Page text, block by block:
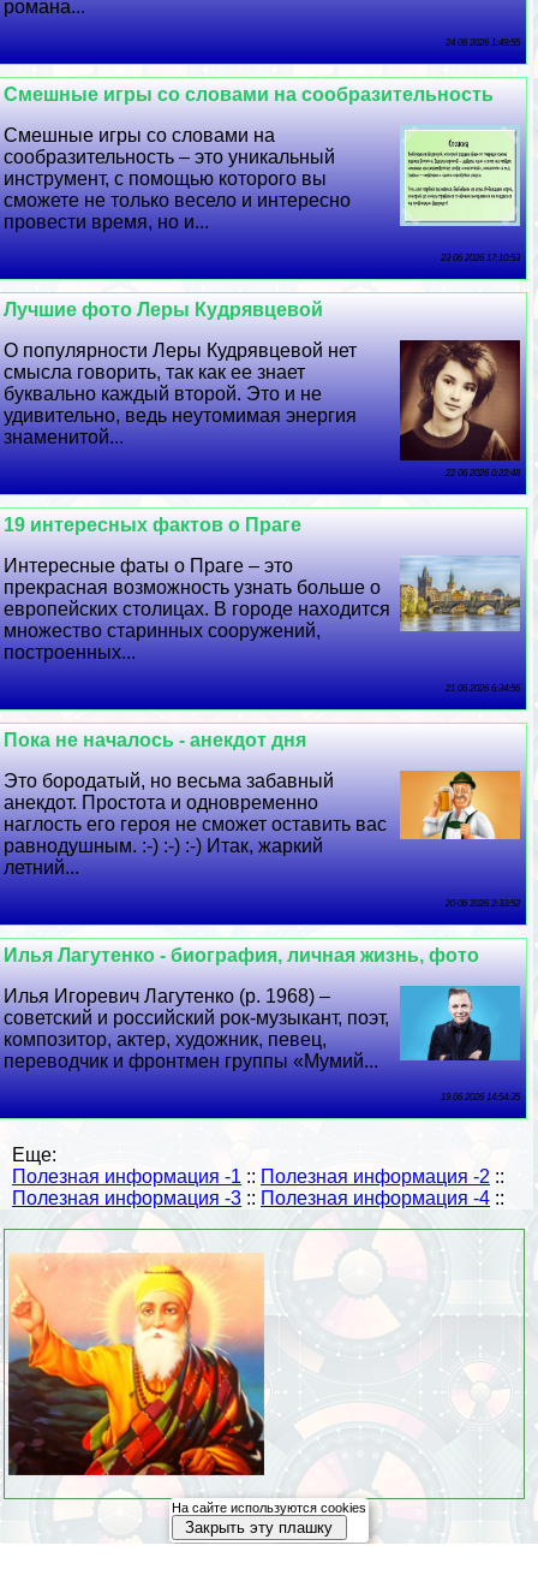
романа...
24 06 2026 1:49:55
Смешные игры со словами на сообразительность
Смешные игры со словами на
сообразительность – это уникальный
инструмент, с помощью которого вы
сможете не только весело и интересно
провести время, но и...
23 06 2026 17:10:53
Лучшие фото Леры Кудрявцевой
О популярности Леры Кудрявцевой нет
смысла говорить, так как ее знает
буквально каждый второй. Это и не
удивительно, ведь неутомимая энергия
знаменитой...
22 06 2026 0:22:48
19 интересных фактов о Праге
Интересные фаты о Праге – это
прекрасная возможность узнать больше о
европейских столицах. В городе находится
множество старинных сооружений,
построенных...
21 06 2026 6:34:56
Пока не началось - анекдот дня
Это бородатый, но весьма забавный
анекдот. Простота и одновременно
наглость его героя не сможет оставить вас
равнодушным. :-) :-) :-) Итак, жаркий
летний...
20 06 2026 2:33:52
Илья Лагутенко - биография, личная жизнь, фото
Илья Игоревич Лагутенко (р. 1968) –
советский и российский рок-музыкант, поэт,
композитор, актер, художник, певец,
переводчик и фронтмен группы «Мумий...
19 06 2026 14:54:35
Еще:
Полезная информация -1 :: Полезная информация -2 ::
Полезная информация -3 :: Полезная информация -4 ::
На сайте используются cookies
Закрыть эту плашку